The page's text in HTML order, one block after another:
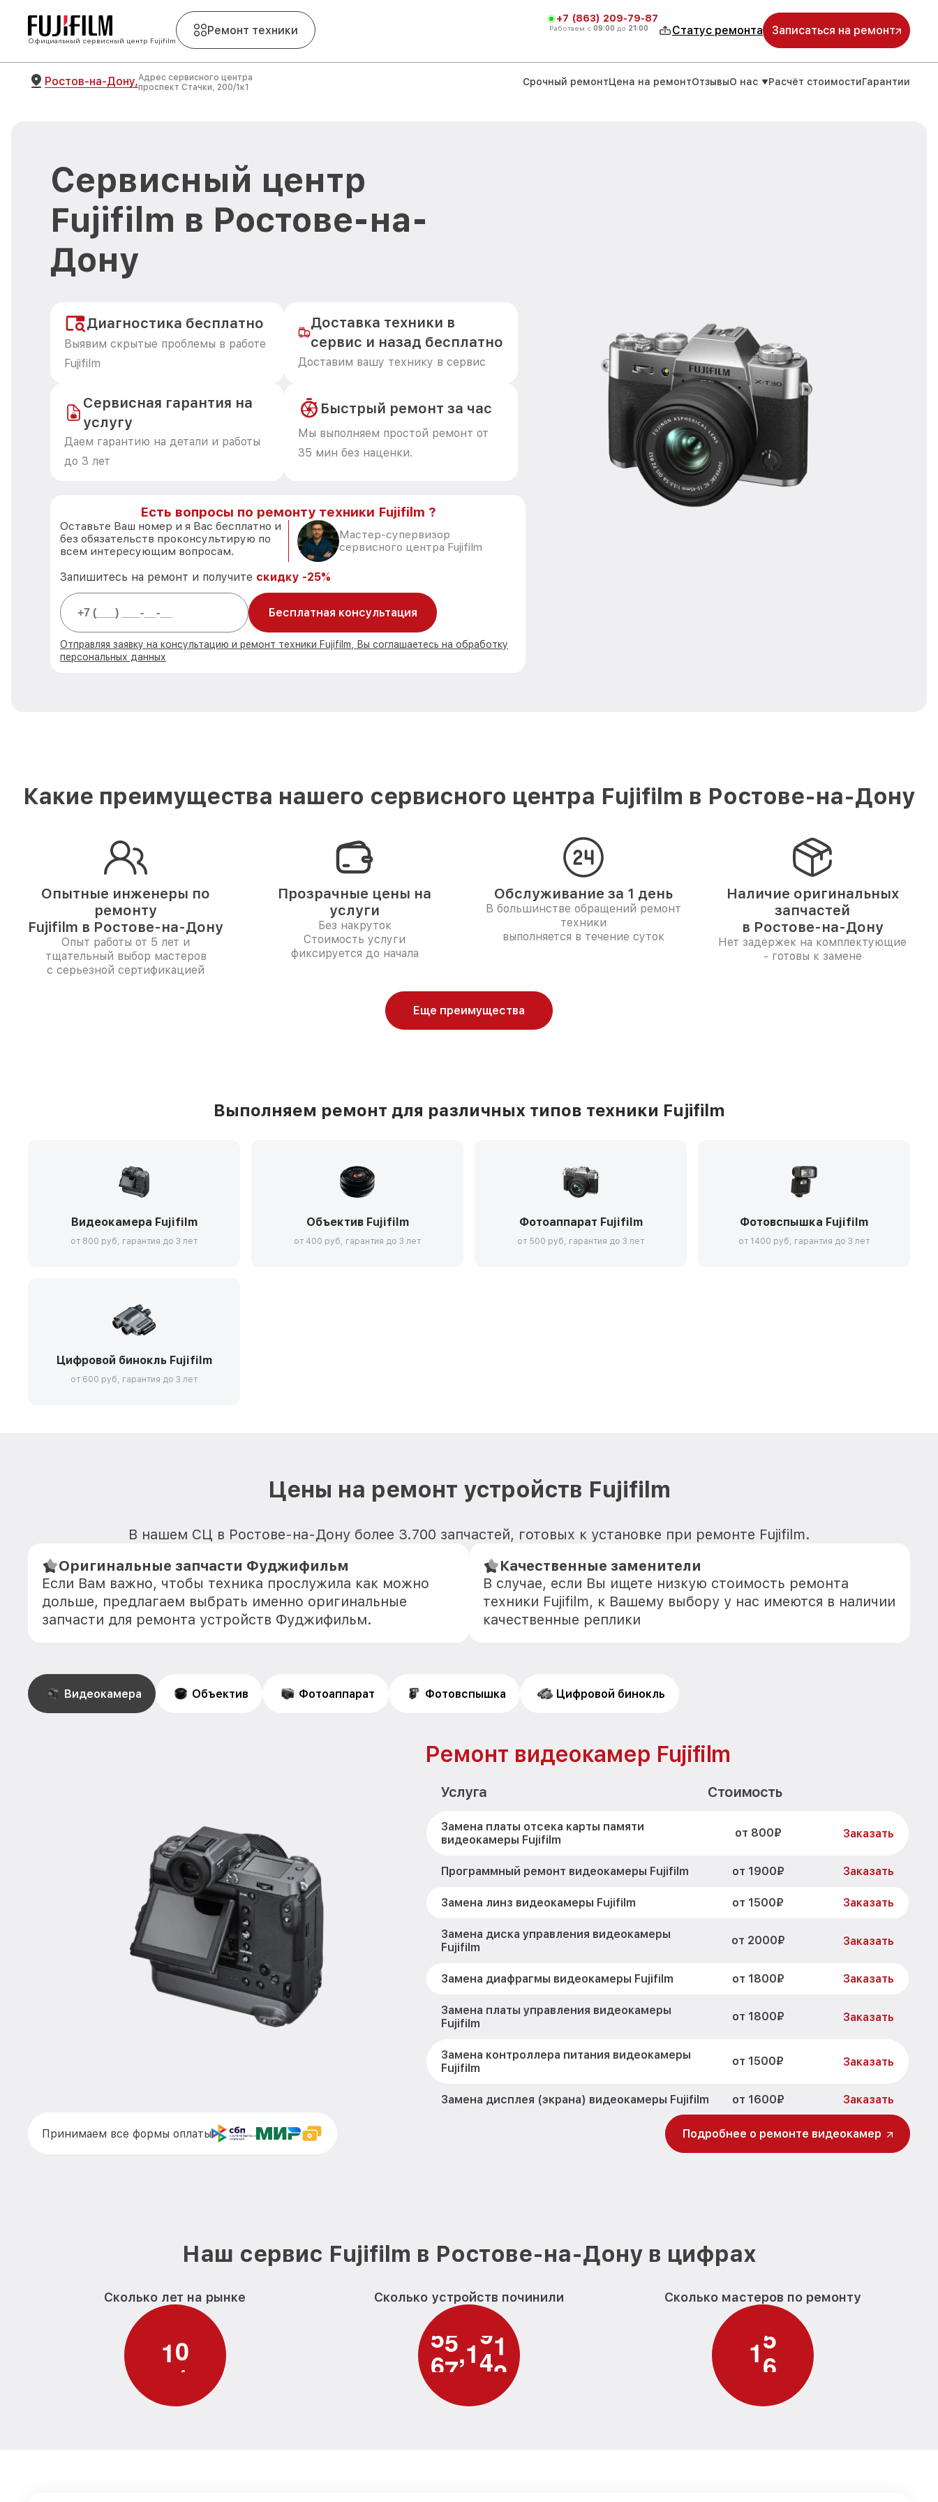
Официальный сервисный центр Fujifilm
Ремонт техники
+7 (863) 209-79-87
Работаем с 09:00 до 21:00 Статус ремонта Записаться на ремонт
Ростов-на-Дону,Адрес сервисного центра
проспект Стачки, 200/1к1
Срочный ремонтЦена на ремонтОтзывыО нас Расчёт стоимостиГарантии
Сервисный центр
Fujifilm в Ростове-на-
Дону
Диагностика бесплатно
Выявим скрытые проблемы в работе
Fujifilm
Доставка техники в
сервис и назад бесплатно
Доставим вашу технику в сервис
Сервисная гарантия на
услугу
Даем гарантию на детали и работы
до 3 лет
Быстрый ремонт за час
Мы выполняем простой ремонт от
35 мин без наценки.
Есть вопросы по ремонту техники Fujifilm ?
Оставьте Ваш номер и я Вас бесплатно и
без обязательств проконсультирую по
всем интересующим вопросам.
Мастер-супервизор
сервисного центра Fujifilm
Запишитесь на ремонт и получите скидку -25%
Бесплатная консультация
Отправляя заявку на консультацию и ремонт техники Fujifilm, Вы соглашаетесь на обработку
персональных данных
Какие преимущества нашего сервисного центра Fujifilm в Ростове-на-Дону
Опытные инженеры по
ремонту
Fujifilm в Ростове-на-Дону
Опыт работы от 5 лет и
тщательный выбор мастеров
с серьезной сертификацией
Прозрачные цены на
услуги
Без накруток
Стоимость услуги
фиксируется до начала
Обслуживание за 1 день
В большинстве обращений ремонт
техники
выполняется в течение суток
Наличие оригинальных
запчастей
в Ростове-на-Дону
Нет задержек на комплектующие
- готовы к замене
Еще преимущества
Выполняем ремонт для различных типов техники Fujifilm
Видеокамера Fujifilm
от 800 руб, гарантия до 3 лет
Объектив Fujifilm
от 400 руб, гарантия до 3 лет
Фотоаппарат Fujifilm
от 500 руб, гарантия до 3 лет
Фотовспышка Fujifilm
от 1400 руб, гарантия до 3 лет
Цифровой бинокль Fujifilm
от 600 руб, гарантия до 3 лет
Цены на ремонт устройств Fujifilm
В нашем СЦ в Ростове-на-Дону более 3.700 запчастей, готовых к установке при ремонте Fujifilm.
Оригинальные запчасти Фуджифильм
Если Вам важно, чтобы техника прослужила как можно
дольше, предлагаем выбрать именно оригинальные
запчасти для ремонта устройств Фуджифильм.
Качественные заменители
В случае, если Вы ищете низкую стоимость ремонта
техники Fujifilm, к Вашему выбору у нас имеются в наличии
качественные реплики
Видеокамера Объектив Фотоаппарат Фотовспышка Цифровой бинокль
Ремонт видеокамер Fujifilm
Услуга Стоимость
Замена платы отсека карты памяти
видеокамеры Fujifilm
от 800₽ Заказать
Программный ремонт видеокамеры Fujifilm от 1900₽ Заказать
Замена линз видеокамеры Fujifilm от 1500₽ Заказать
Замена диска управления видеокамеры
Fujifilm
от 2000₽ Заказать
Замена диафрагмы видеокамеры Fujifilm от 1800₽ Заказать
Замена платы управления видеокамеры
Fujifilm
от 1800₽ Заказать
Замена контроллера питания видеокамеры
Fujifilm
от 1500₽ Заказать
Замена дисплея (экрана) видеокамеры Fujifilm от 1600₽ Заказать
Замена аккумулятора видеокамеры Fujifilm от 800₽ Заказать
Fujifilm
Принимаем все формы оплаты Подробнее о ремонте видеокамер
Наш сервис Fujifilm в Ростове-на-Дону в цифрах
Сколько лет на рынке
11
Сколько устройств починили
61,000
Сколько мастеров по ремонту
17